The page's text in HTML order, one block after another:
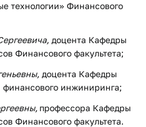
технологии» Финансового
доцента Кафедры
Финансового факультета;
доцента Кафедры
инжиниринга;
профессора Кафедры
Финансового факультета.